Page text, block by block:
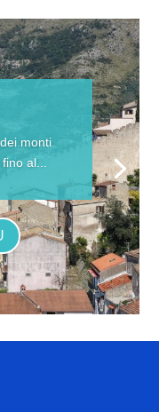
monti
al...